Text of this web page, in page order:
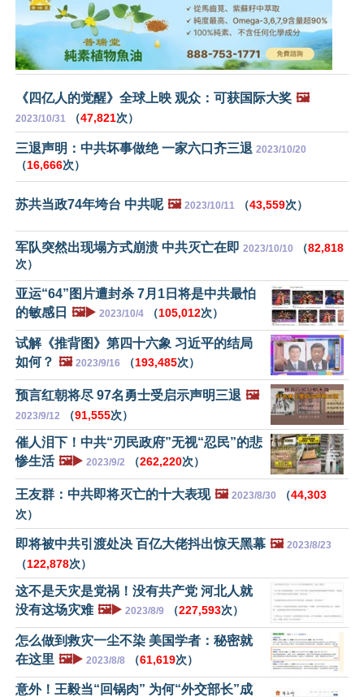
《四亿人的觉醒》全球上映 观众：可获国际大奖 🖼️
2023/10/31 （47,821次）
三退声明：中共坏事做绝 一家六口齐三退 2023/10/20
（16,666次）
苏共当政74年垮台 中共呢 🖼️ 2023/10/11 （43,559次）
军队突然出现塌方式崩溃 中共灭亡在即 2023/10/10 （82,818
次）
亚运“64”图片遭封杀 7月1日将是中共最怕
的敏感日 🖼️▶️ 2023/10/4 （105,012次）
试解《推背图》第四十六象 习近平的结局
如何？ 🖼️ 2023/9/16 （193,485次）
预言红朝将尽 97名勇士受启示声明三退 🖼️
2023/9/12 （91,555次）
催人泪下！中共“刃民政府”无视“忍民”的悲
惨生活 🖼️▶️ 2023/9/2 （262,220次）
王友群：中共即将灭亡的十大表现 🖼️ 2023/8/30 （44,303
次）
即将被中共引渡处决 百亿大佬抖出惊天黑幕 🖼️ 2023/8/23
（122,878次）
这不是天灾是党祸！没有共产党 河北人就
没有这场灾难 🖼️▶️ 2023/8/9 （227,593次）
怎么做到救灾一尘不染 美国学者：秘密就
在这里 🖼️▶️ 2023/8/8 （61,619次）
意外！王毅当“回锅肉” 为何“外交部长”成